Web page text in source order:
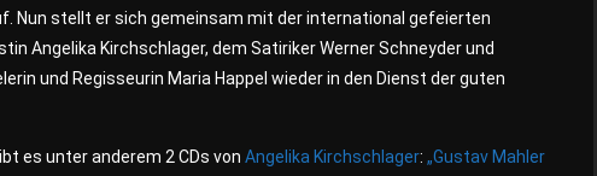
Nun stellt er sich gemeinsam mit der international gefeierten
Angelika Kirchschlager, dem Satiriker Werner Schneyder und
und Regisseurin Maria Happel wieder in den Dienst der guten
es unter anderem 2 CDs vonAngelika Kirchschlager:„Gustav Mahler